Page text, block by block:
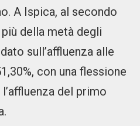
A Ispica, al secondo
della metà degli
sull’affluenza alle
con una flessione
del primo